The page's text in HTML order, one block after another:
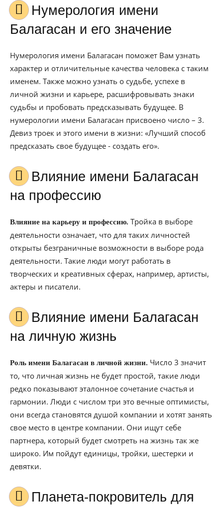
Нумерология имени
Балагасан и его значение
Нумерология имени Балагасан поможет Вам узнать
характер и отличительные качества человека с таким
именем. Также можно узнать о судьбе, успехе в
личной жизни и карьере, расшифровывать знаки
судьбы и пробовать предсказывать будущее. В
нумерологии имени Балагасан присвоено число – 3.
Девиз троек и этого имени в жизни: «Лучший способ
предсказать свое будущее - создать его».
Влияние имени Балагасан
на профессию
Влияние на карьеру и профессию. Тройка в выборе
деятельности означает, что для таких личностей
открыты безграничные возможности в выборе рода
деятельности. Такие люди могут работать в
творческих и креативных сферах, например, артисты,
актеры и писатели.
Влияние имени Балагасан
на личную жизнь
Роль имени Балагасан в личной жизни. Число 3 значит
то, что личная жизнь не будет простой, такие люди
редко показывают эталонное сочетание счастья и
гармонии. Люди с числом три это вечные оптимисты,
они всегда становятся душой компании и хотят занять
свое место в центре компании. Они ищут себе
партнера, который будет смотреть на жизнь так же
широко. Им пойдут единицы, тройки, шестерки и
девятки.
Планета-покровитель для